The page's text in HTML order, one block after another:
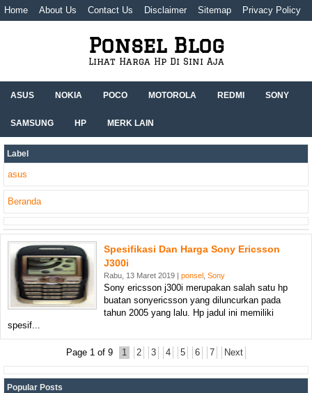
Home About Us Contact Us Disclaimer Sitemap Privacy Policy
Ponsel Blog
Lihat Harga Hp Di Sini Aja
ASUS NOKIA POCO MOTOROLA REDMI SONY
SAMSUNG HP MERK LAIN
Label
asus
Beranda
Spesifikasi Dan Harga Sony Ericsson
J300i
Rabu, 13 Maret 2019 | ponsel Sony
Sony ericsson j300i merupakan salah satu hp
buatan sonyericsson yang diluncurkan pada
tahun 2005 yang lalu. Hp jadul ini memiliki
spesif...
Page 1 of 9 1 2 3 4 5 6 7 Next
Popular Posts